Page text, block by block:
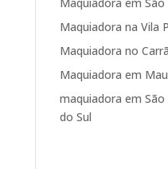
Maquiadora na Vila
Maquiadora no
Maquiadora em
maquiadora em São
do Sul